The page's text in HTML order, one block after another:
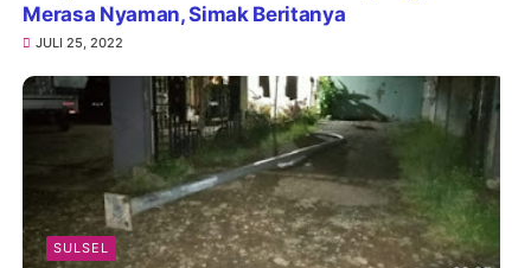
Merasa Nyaman, Simak Beritanya
JULI 25, 2022
SULSEL